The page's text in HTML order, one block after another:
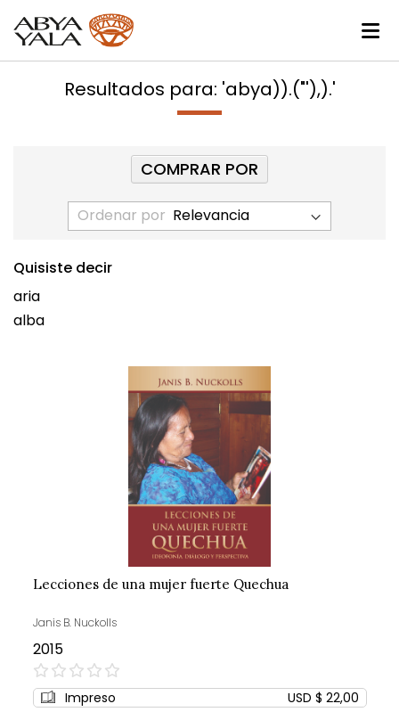
Resultados para: 'abya)).("'),).'
Ordenar por
Quisiste decir
aria
alba
Lecciones de una mujer fuerte Quechua
Janis B. Nuckolls
2015
0%
Impreso USD $ 22,00
COMPRAR POR